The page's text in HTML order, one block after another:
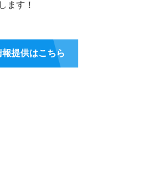
ます！
報提供はこちら